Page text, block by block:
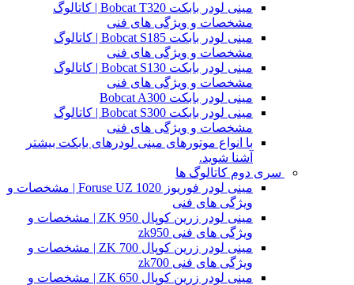
مینی لودر بابکت Bobcat T320 | کاتالوگ
مشخصات و ویژگی های فنی
مینی لودر بابکت Bobcat S185 | کاتالوگ
مشخصات و ویژگی های فنی
مینی لودر بابکت Bobcat S130 | کاتالوگ
مشخصات و ویژگی های فنی
مینی لودر بابکت Bobcat A300
مینی لودر بابکت Bobcat S300 | کاتالوگ
مشخصات و ویژگی های فنی
با انواع موتورهای مینی لودرهای بابکت بیشتر
آشنا شوید.
سری دوم کاتالوگ ها
مینی لودر فوریوز Foruse UZ 1020 | مشخصات و
ویژگی های فنی
مینی لودر زرین کوپال ZK 950 | مشخصات و
ویژگی های فنی zk950
مینی لودر زرین کوپال ZK 700 | مشخصات و
ویژگی های فنی zk700
مینی لودر زرین کوپال ZK 650 | مشخصات و